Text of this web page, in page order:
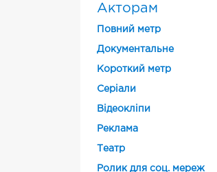
Акторам
Повний метр
Документальне
Короткий метр
Cеріали
Відеокліпи
Реклама
Театр
Ролик для соц. мереж